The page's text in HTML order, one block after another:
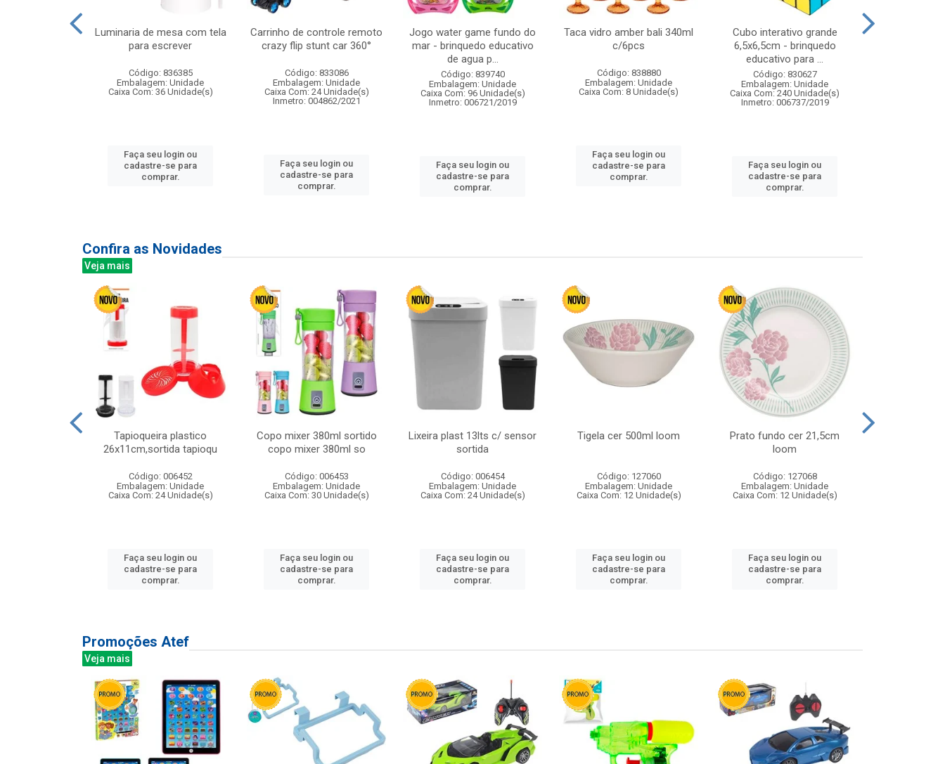
Luminaria de mesa com tela
para escrever
Código: 836385
Embalagem: Unidade
Caixa Com: 36 Unidade(s)
Faça seu login ou
cadastre-se para
comprar.
Carrinho de controle remoto
crazy flip stunt car 360°
Código: 833086
Embalagem: Unidade
Caixa Com: 24 Unidade(s)
Inmetro: 004862/2021
Faça seu login ou
cadastre-se para
comprar.
Jogo water game fundo do
mar - brinquedo educativo
de agua p...
Código: 839740
Embalagem: Unidade
Caixa Com: 96 Unidade(s)
Inmetro: 006721/2019
Faça seu login ou
cadastre-se para
comprar.
Taca vidro amber bali 340ml
c/6pcs
Código: 838880
Embalagem: Unidade
Caixa Com: 8 Unidade(s)
Faça seu login ou
cadastre-se para
comprar.
Cubo interativo grande
6,5x6,5cm - brinquedo
educativo para ...
Código: 830627
Embalagem: Unidade
Caixa Com: 240 Unidade(s)
Inmetro: 006737/2019
Faça seu login ou
cadastre-se para
comprar.
Confira as Novidades
Veja mais
Tapioqueira plastico
26x11cm,sortida tapioqu
Código: 006452
Embalagem: Unidade
Caixa Com: 24 Unidade(s)
Faça seu login ou
cadastre-se para
comprar.
Copo mixer 380ml sortido
copo mixer 380ml so
Código: 006453
Embalagem: Unidade
Caixa Com: 30 Unidade(s)
Faça seu login ou
cadastre-se para
comprar.
Lixeira plast 13lts c/ sensor
sortida
Código: 006454
Embalagem: Unidade
Caixa Com: 24 Unidade(s)
Faça seu login ou
cadastre-se para
comprar.
Tigela cer 500ml loom
Código: 127060
Embalagem: Unidade
Caixa Com: 12 Unidade(s)
Faça seu login ou
cadastre-se para
comprar.
Prato fundo cer 21,5cm
loom
Código: 127068
Embalagem: Unidade
Caixa Com: 12 Unidade(s)
Faça seu login ou
cadastre-se para
comprar.
Promoções Atef
Veja mais